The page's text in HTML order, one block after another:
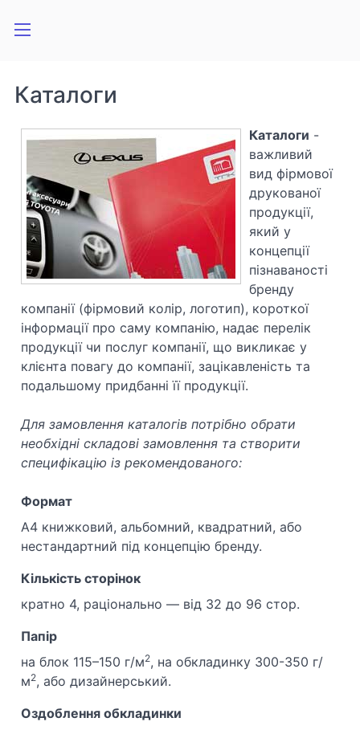
Каталоги
Каталоги -
важливий
вид фірмової
друкованої
продукції,
який у
концепції
пізнаваності
бренду
компанії (фірмовий колір, логотип), короткої
інформації про саму компанію, надає перелік
продукції чи послуг компанії, що викликає у
клієнта повагу до компанії, зацікавленість та
подальшому придбанні її продукції.
Для замовлення каталогів потрібно обрати
необхідні складові замовлення та створити
специфікацію із рекомендованого:
Формат
A4 книжковий, альбомний, квадратний, або
нестандартний під концепцію бренду.
Кількість сторінок
кратно 4, раціонально — від 32 до 96 стор.
Папір
на блок 115–150 г/м2, на обкладинку 300-350 г/
м2, або дизайнерський.
Оздоблення обкладинки